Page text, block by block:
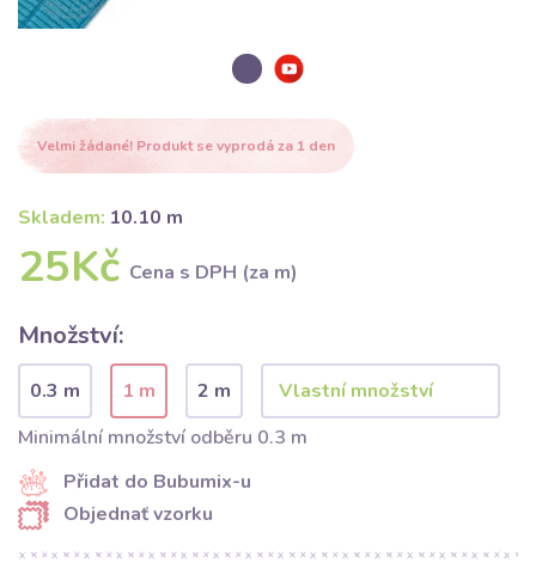
Velmi žádané! Produkt se vyprodá za 1 den
Skladem: 10.10 m
25Kč Cena s DPH (za m)
Množství:
0.3 m 1 m
2 m
Minimální množství odběru 0.3 m
Přidat do Bubumix-u
Objednať vzorku